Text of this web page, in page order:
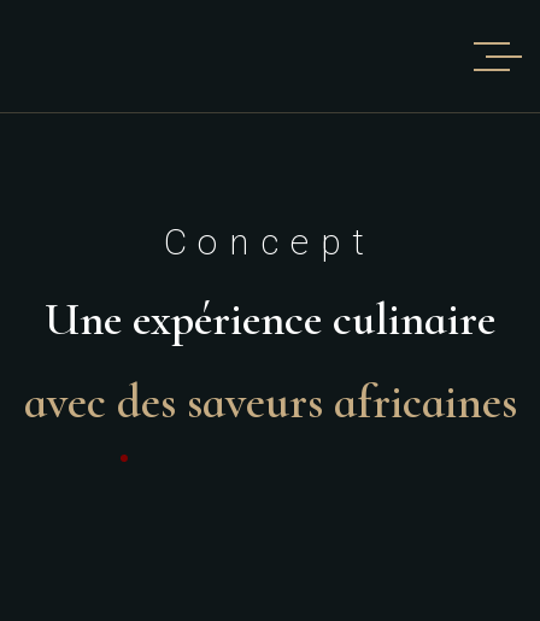
Concept
Une expérience culinaire
avec des saveurs africaines